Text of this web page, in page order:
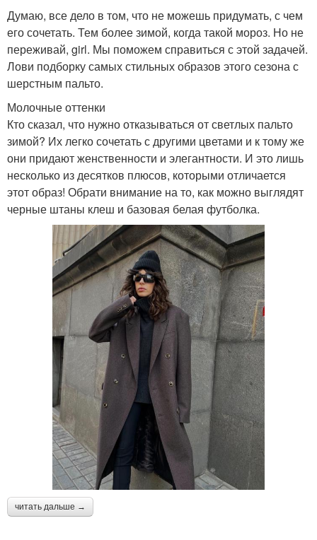
Думаю, все дело в том, что не можешь придумать, с чем
его сочетать. Тем более зимой, когда такой мороз. Но не
переживай, girl. Мы поможем справиться с этой задачей.
Лови подборку самых стильных образов этого сезона с
шерстным пальто.
Молочные оттенки
Кто сказал, что нужно отказываться от светлых пальто
зимой? Их легко сочетать с другими цветами и к тому же
они придают женственности и элегантности. И это лишь
несколько из десятков плюсов, которыми отличается
этот образ! Обрати внимание на то, как можно выглядят
черные штаны клеш и базовая белая футболка.
читать дальше →